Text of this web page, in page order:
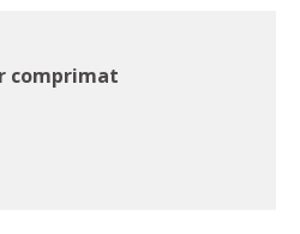
comprimat